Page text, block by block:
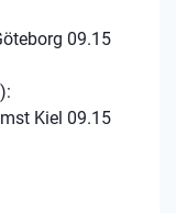
09.15
Kiel 09.15